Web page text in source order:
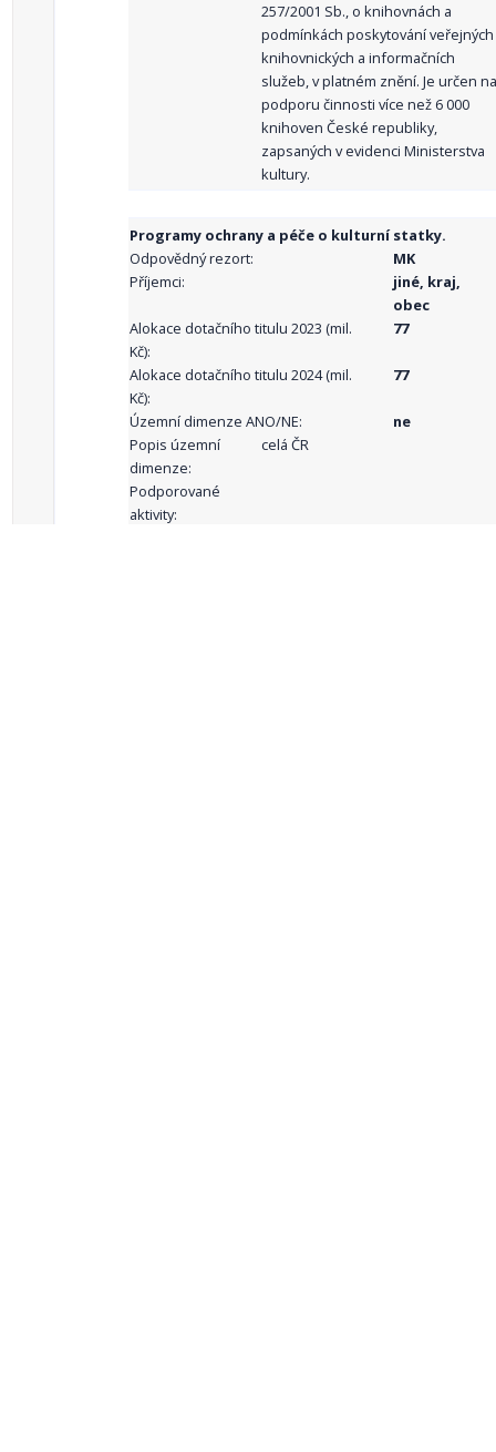
257/2001 Sb., o knihovnách a
podmínkách poskytování veřejných
knihovnických a informačních
služeb, v platném znění. Je určen na
podporu činnosti více než 6 000
knihoven České republiky,
zapsaných v evidenci Ministerstva
kultury.
Programy ochrany a péče o kulturní statky.
Odpovědný rezort:
MK
Příjemci:
jiné, kraj,
obec
Alokace dotačního titulu 2023 (mil.
Kč):
77
Alokace dotačního titulu 2024 (mil.
Kč):
77
Územní dimenze ANO/NE:
ne
Popis územní
dimenze:
celá ČR
Podporované
aktivity: